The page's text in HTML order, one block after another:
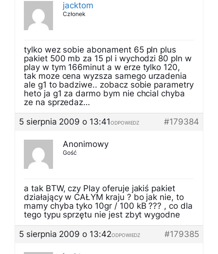
jacktom
Członek
tylko wez sobie abonament 65 pln plus
pakiet 500 mb za 15 pl i wychodzi 80 pln w
play w tym 166minut a w erze tylko 120,
tak moze cena wyzsza samego urzadenia
ale g1 to badziwe.. zobacz sobie parametry
heto ja g1 za darmo bym nie chcial chyba
ze na sprzedaz…
5 sierpnia 2009 o 13:41
#179384
ODPOWIEDZ
Anonimowy
Gość
a tak BTW, czy Play oferuje jakiś pakiet
działający w CAŁYM kraju ? bo jak nie, to
mamy chyba tyko 10gr / 100 kB ??? , co dla
tego typu sprzętu nie jest zbyt wygodne
5 sierpnia 2009 o 13:42
#179385
ODPOWIEDZ